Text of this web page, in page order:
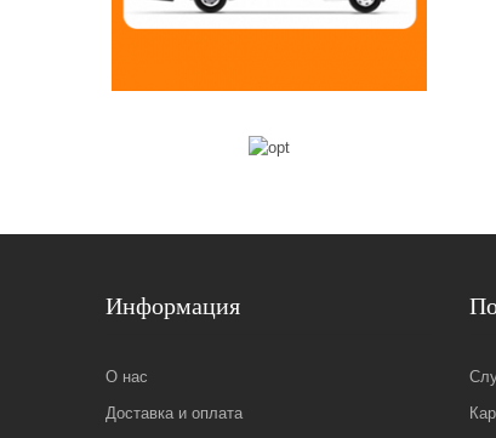
Информация
О нас
Доставка и оплата